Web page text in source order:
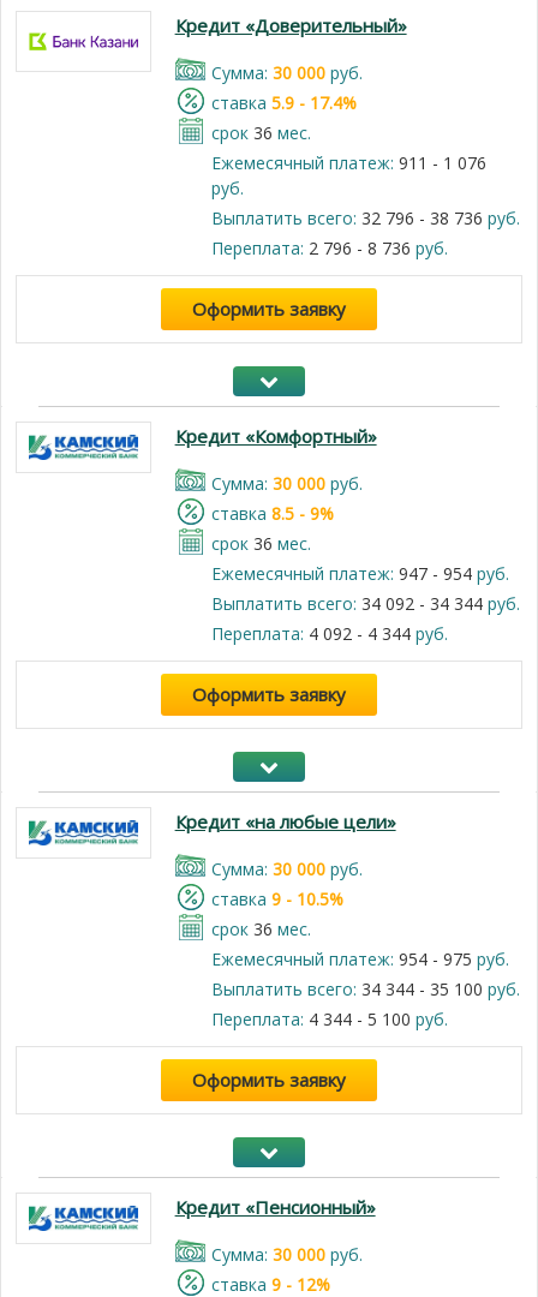
Кредит «Доверительный»
Cумма: 30 000руб.
cтавка 5.9 - 17.4%
срок 36 мес.
Ежемесячный платеж: 911 - 1 076
руб.
Выплатить всего: 32 796 - 38 736 руб.
Переплата: 2 796 - 8 736 руб.
Оформить заявку
Кредит «Комфортный»
Cумма: 30 000руб.
cтавка 8.5 - 9%
срок 36 мес.
Ежемесячный платеж: 947 - 954руб.
Выплатить всего: 34 092 - 34 344руб.
Переплата: 4 092 - 4 344руб.
Оформить заявку
Кредит «на любые цели»
Cумма: 30 000руб.
cтавка 9 - 10.5%
срок 36 мес.
Ежемесячный платеж: 954 - 975 руб.
Выплатить всего: 34 344 - 35 100 руб.
Переплата: 4 344 - 5 100 руб.
Оформить заявку
Кредит «Пенсионный»
Cумма: 30 000руб.
cтавка 9 - 12%